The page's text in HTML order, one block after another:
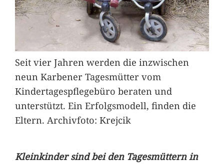
Seit vier Jahren werden die inzwischen
neun Karbener Tagesmütter vom
Kindertagespflegebüro beraten und
unterstützt. Ein Erfolgsmodell, finden die
Eltern. Archivfoto: Krejcik
Kleinkinder sind bei den Tagesmüttern in